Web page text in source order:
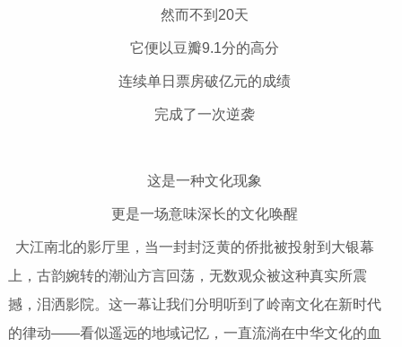
然而不到20天
它便以豆瓣9.1分的高分
连续单日票房破亿元的成绩
完成了一次逆袭
这是一种文化现象
更是一场意味深长的文化唤醒
大江南北的影厅里，当一封封泛黄的侨批被投射到大银幕
上，古韵婉转的潮汕方言回荡，无数观众被这种真实所震
撼，泪洒影院。这一幕让我们分明听到了岭南文化在新时代
的律动——看似遥远的地域记忆，一直流淌在中华文化的血